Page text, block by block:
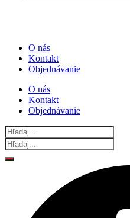
O nás
Kontakt
Objednávanie
O nás
Kontakt
Objednávanie